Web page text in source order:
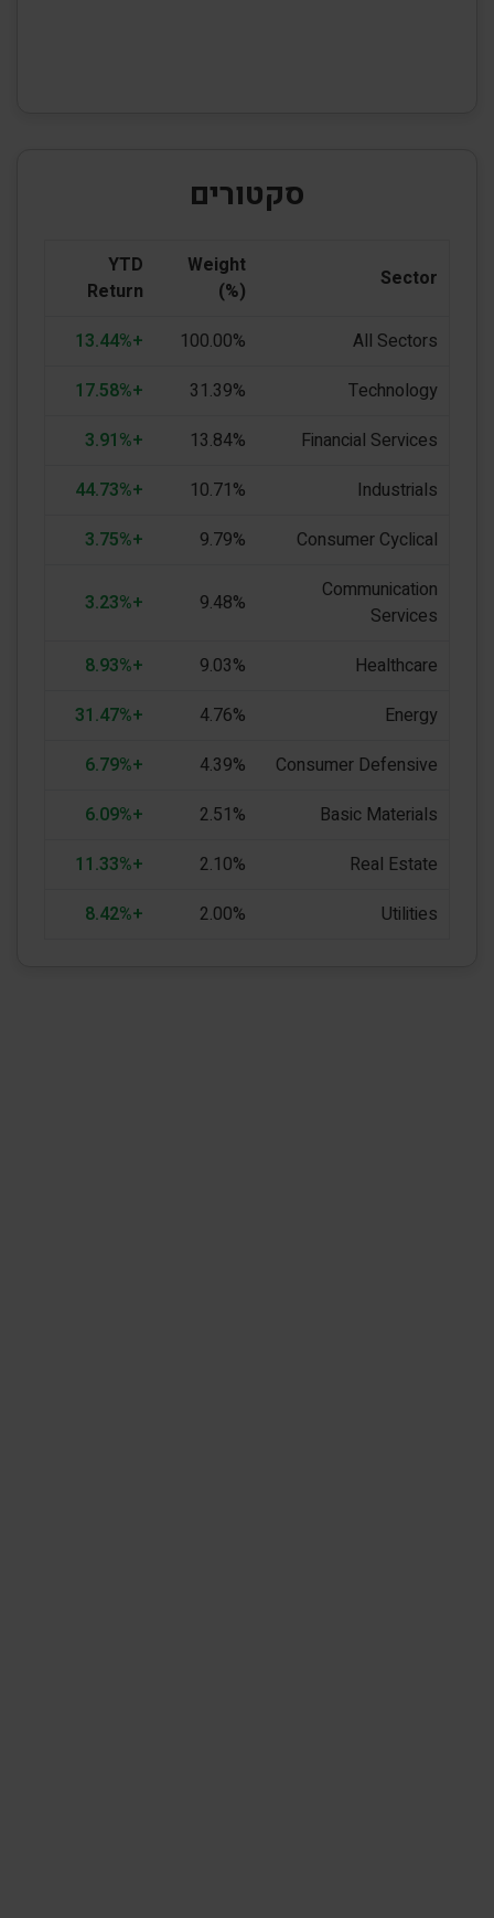
סקטורים
Sector
Weight
(%)
YTD
Return
All Sectors
100.00%
+13.44%
Technology
31.39%
+17.58%
Financial Services
13.84%
+3.91%
Industrials
10.71%
+44.73%
Consumer Cyclical
9.79%
+3.75%
Communication
Services
9.48%
+3.23%
Healthcare
9.03%
+8.93%
Energy
4.76%
+31.47%
Consumer Defensive
4.39%
+6.79%
Basic Materials
2.51%
+6.09%
Real Estate
2.10%
+11.33%
Utilities
2.00%
+8.42%